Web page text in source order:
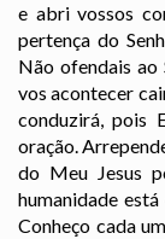
e abri vossos
pertença do
Não ofendais ao
vos acontecer
conduzirá, pois
oração.
do Meu Jesus
humanidade
Conheço cada